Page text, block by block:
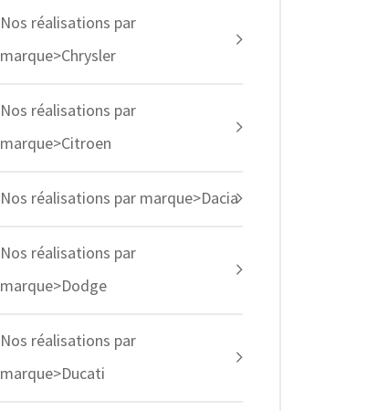
Nos réalisations par
marque>Chrysler
Nos réalisations par
marque>Citroen
Nos réalisations par marque>Dacia
Nos réalisations par
marque>Dodge
Nos réalisations par
marque>Ducati